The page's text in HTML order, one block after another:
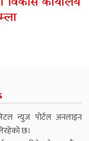
न्युज पोर्टल अनलाइन
छ।